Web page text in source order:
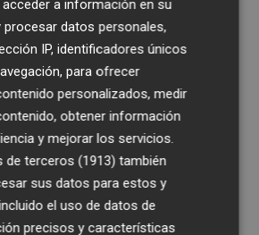
pretemporada con un doble
filial y el Castellón
Ayuntamiento de Murcia y Croem
de 378 emprendedores y
programació especial per a
solar del 12 d’agost
100 fuentes y los ocho lagos del
la legionela
acceder a información en su
procesar datos personales,
IP, identificadores únicos
para ofrecer
personalizados, medir
obtener información
y mejorar los servicios.
de terceros (1913) también
sus datos para estos y
el uso de datos de
precisos y características